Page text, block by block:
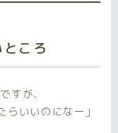
ころ
すが、
いいのになー」